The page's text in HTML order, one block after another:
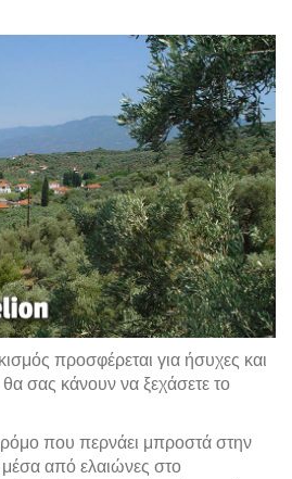
προσφέρεται για ήσυχες και
σας κάνουν να ξεχάσετε το
που περνάει μπροστά στην
από ελαιώνες στο